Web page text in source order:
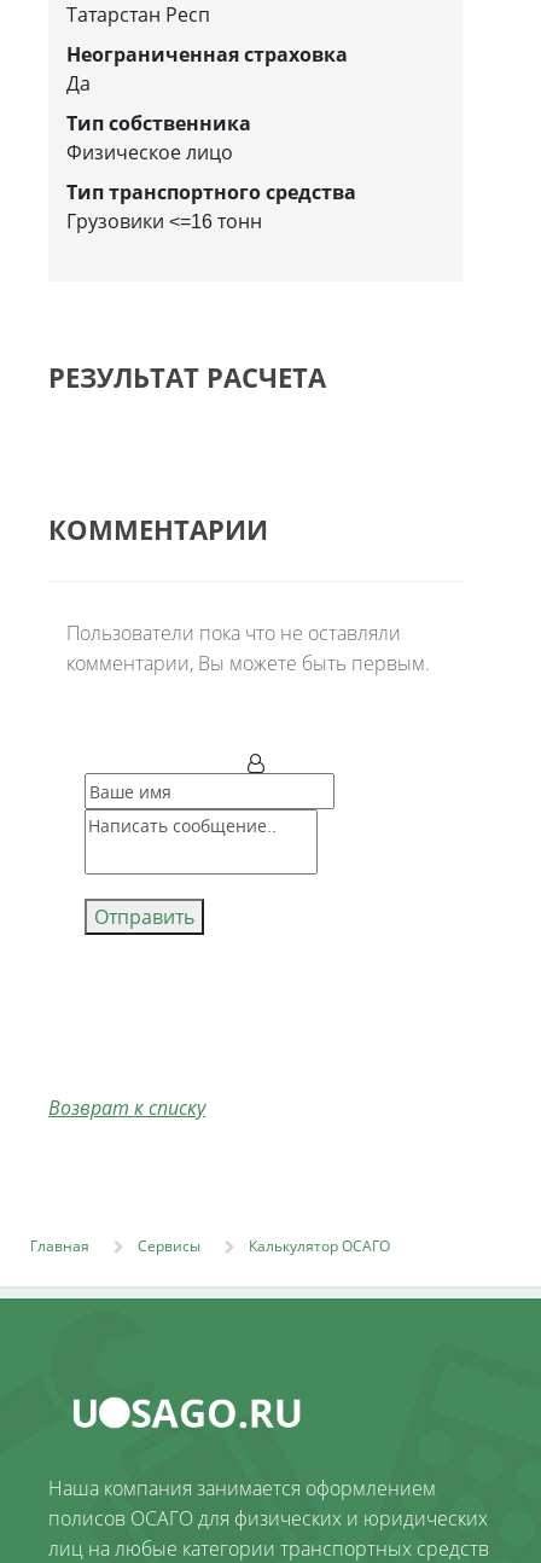
Татарстан Респ
Неограниченная страховка
Да
Тип собственника
Физическое лицо
Тип транспортного средства
Грузовики <=16 тонн
РЕЗУЛЬТАТ РАСЧЕТА
КОММЕНТАРИИ
Пользователи пока что не оставляли
комментарии, Вы можете быть первым.
Отправить
Возврат к списку
Главная Сервисы Калькулятор ОСАГО
Наша компания занимается оформлением
полисов ОСАГО для физических и юридических
лиц на любые категории транспортных средств